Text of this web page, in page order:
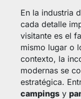
En la industria
cada detalle
visitante es el
mismo lugar o
contexto, la
modernas se
estratégica.
campingsy